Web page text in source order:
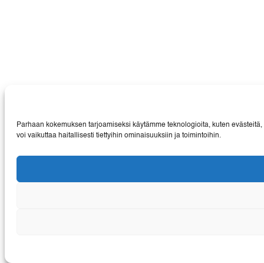
Parhaan kokemuksen tarjoamiseksi käytämme teknologioita, kuten
voi vaikuttaa haitallisesti tiettyihin ominaisuuksiin ja toimintoihin.